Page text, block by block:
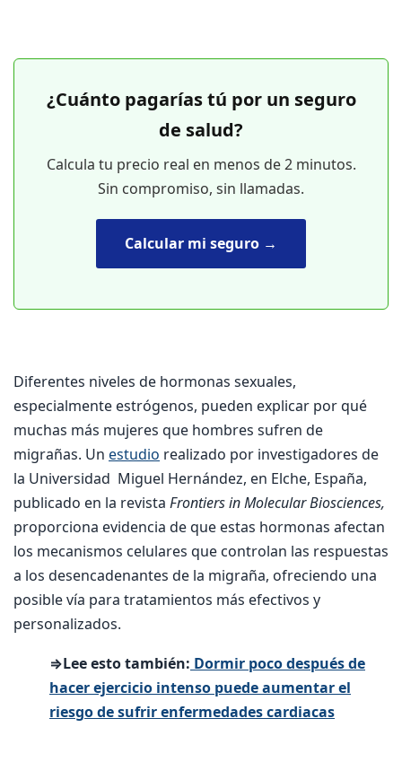
¿Cuánto pagarías tú por un seguro
de salud?
Calcula tu precio real en menos de 2 minutos.
Sin compromiso, sin llamadas.
Calcular mi seguro →
Diferentes niveles de hormonas sexuales,
especialmente estrógenos, pueden explicar por qué
muchas más mujeres que hombres sufren de
migrañas. Un estudio realizado por investigadores de
la Universidad Miguel Hernández, en Elche, España,
publicado en la revista Frontiers in Molecular Biosciences,
proporciona evidencia de que estas hormonas afectan
los mecanismos celulares que controlan las respuestas
a los desencadenantes de la migraña, ofreciendo una
posible vía para tratamientos más efectivos y
personalizados.
⇒Lee esto también: Dormir poco después de
hacer ejercicio intenso puede aumentar el
riesgo de sufrir enfermedades cardiacas